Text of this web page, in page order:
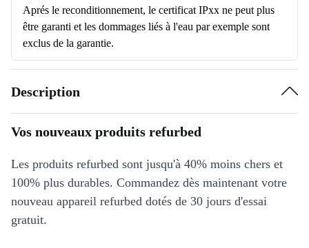
Aprés le reconditionnement, le certificat IPxx ne peut plus
être garanti et les dommages liés à l'eau par exemple sont
exclus de la garantie.
Description
Vos nouveaux produits refurbed
Les produits refurbed sont jusqu'à 40% moins chers et
100% plus durables. Commandez dès maintenant votre
nouveau appareil refurbed dotés de 30 jours d'essai
gratuit.